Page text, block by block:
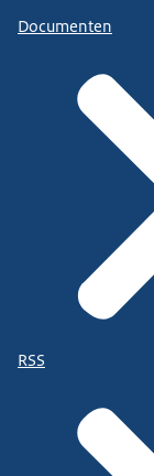
Documenten
RSS